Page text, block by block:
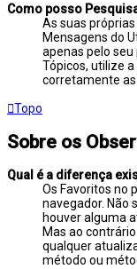
Como posso
As suas
Mensagens do
apenas pelo
Tópicos, utilize
corretamente as
Topo
Sobre os
Qual é a diferença
Os Favoritos no
navegador. Não
houver alguma
Mas ao
qualquer
método ou